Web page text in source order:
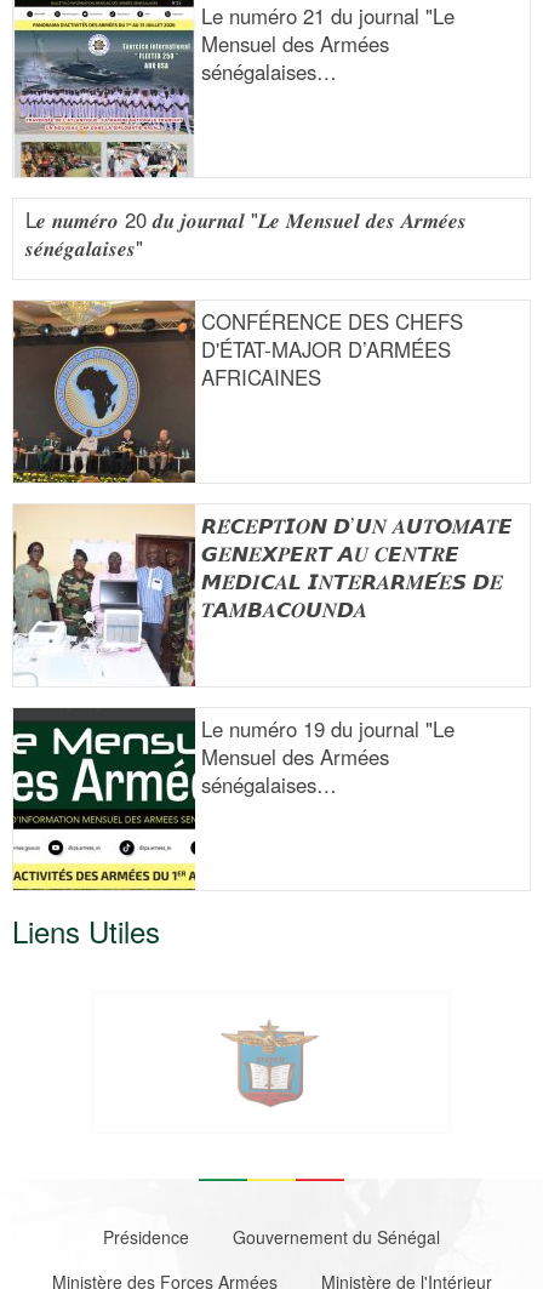
Le numéro 21 du journal "Le
Mensuel des Armées
sénégalaises…
L𝒆 𝒏𝒖𝒎𝒆́𝒓𝒐 20 𝒅𝒖 𝒋𝒐𝒖𝒓𝒏𝒂𝒍 "𝑳𝒆 𝑴𝒆𝒏𝒔𝒖𝒆𝒍 𝒅𝒆𝒔 𝑨𝒓𝒎𝒆́𝒆𝒔
𝒔𝒆́𝒏𝒆́𝒈𝒂𝒍𝒂𝒊𝒔𝒆𝒔"
CONFÉRENCE DES CHEFS
D'ÉTAT-MAJOR D’ARMÉES
AFRICAINES
𝙍𝑬́𝘾𝑬𝙋𝑻𝙄𝑶𝙉 𝘿’𝙐𝑵 𝑨𝙐𝑻𝙊𝑴𝘼𝑻𝙀
𝙂𝑬𝙉𝑬𝙓𝑷𝙀𝑹𝙏 𝘼𝑼 𝑪𝙀𝑵𝙏𝑹𝙀
𝙈𝑬́𝘿𝑰𝘾𝑨𝙇 𝙄𝑵𝙏𝑬𝙍𝑨𝙍𝑴𝙀́𝑬𝙎 𝘿𝑬
𝑻𝘼𝑴𝘽𝑨𝘾𝑶𝙐𝑵𝘿𝑨
Le numéro 19 du journal "Le
Mensuel des Armées
sénégalaises…
Liens Utiles
Présidence
Gouvernement du Sénégal
Ministère des Forces Armées
Ministère de l'Intérieur